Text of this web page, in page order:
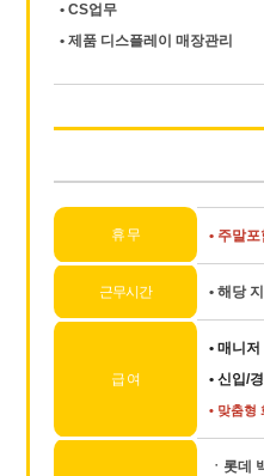
• CS업무
• 제품 디스플레이 매장관리
휴 무 • 주말
근무시간 • 해당
급 여
• 매니저
• 신입/
• 맞춤형
ㆍ롯데